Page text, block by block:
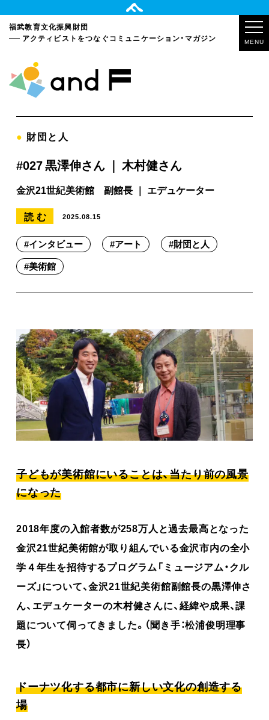
福武教育文化振興財団
アクティビストをつなぐコミュニケーション・マガジン MENU
● 財団と人
#027 黒澤伸さん ｜ 木村健さん
金沢21世紀美術館 副館長 ｜ エデュケーター
読む
2025.08.15
#インタビュー #アート #財団と人
#美術館
子どもが美術館にいることは、当たり前の風景
になった
2018年度の入館者数が258万人と過去最高となった
金沢21世紀美術館が取り組んでいる金沢市内の全小
学４年生を招待するプログラム「ミュージアム・クル
ーズ」について、金沢21世紀美術館副館長の黒澤伸さ
ん、エデュケーターの木村健さんに、経緯や成果、課
題について伺ってきました。（聞き手：松浦俊明理事
長）
ドーナツ化する都市に新しい文化の創造する
場